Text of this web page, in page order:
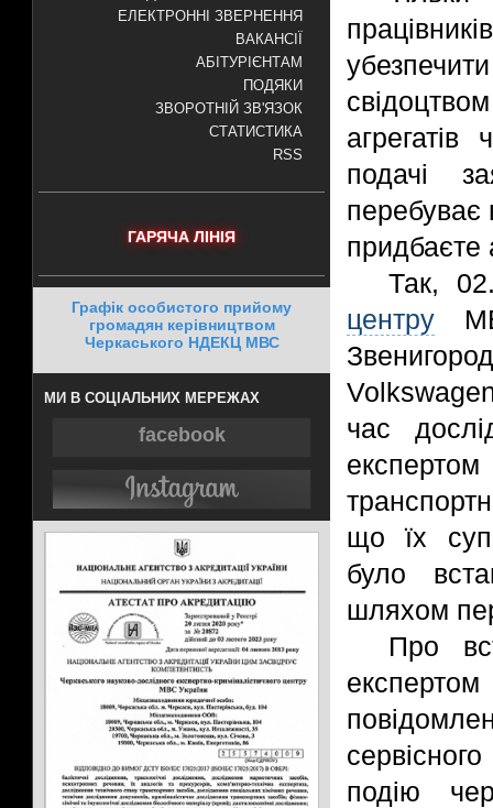
ЕЛЕКТРОННІ ЗВЕРНЕННЯ
ВАКАНСІЇ
АБІТУРІЄНТАМ
ПОДЯКИ
ЗВОРОТНІЙ ЗВ'ЯЗОК
СТАТИСТИКА
RSS
ГАРЯЧА ЛІНІЯ
Графік особистого прийому
громадян керівництвом
Черкаського НДЕКЦ МВС
МИ В СОЦІАЛЬНИХ МЕРЕЖАХ
facebook
подачі
перебуває
придбаєте
Так,
центру
час
експертом
що їх
було
шляхом
Про
подію